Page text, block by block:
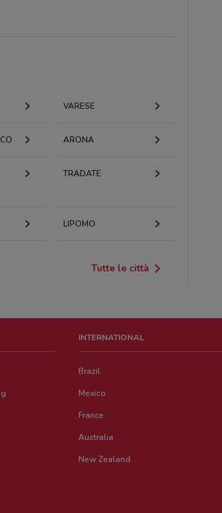
VARESE
ARONA
TRADATE
LIPOMO
Tutte le città
INTERNATIONAL
Brazil
Mexico
France
Australia
New Zealand